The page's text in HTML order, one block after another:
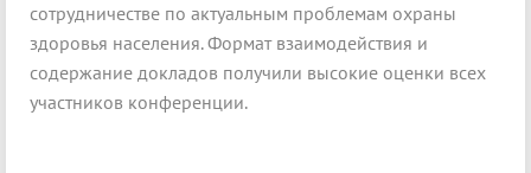
сотрудничестве по актуальным проблемам охраны
здоровья населения. Формат взаимодействия и
содержание докладов получили высокие оценки всех
участников конференции.